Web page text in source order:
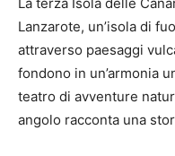
Lanzarote, un’isola di
attraverso paesaggi
fondono in un’armonia
teatro di avventure
angolo racconta una